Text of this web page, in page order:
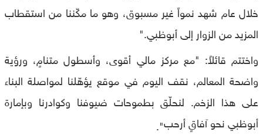
خلال عام شهد نمواً غير مسبوق، وهو ما مكّننا من استقطاب
المزيد من الزوار إلى أبوظبي."
واختتم قائلاً: "مع مركز مالي أقوى، وأسطول متنامٍ، ورؤية
واضحة المعالم، نقف اليوم في موقع يؤهّلنا لمواصلة البناء
على هذا الزخم. لنحلّق بطموحات ضيوفنا وكوادرنا وبإمارة
أبوظبي نحو آفاقٍ أرحب".